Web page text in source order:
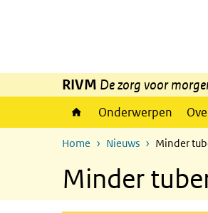
RIVM De zorg voor
Onderwerpen
Home Nieuws Minder
Minder